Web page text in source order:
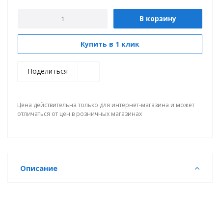
В корзину
Купить в 1 клик
Поделиться
Цена действительна только для интернет-магазина и может
отличаться от цен в розничных магазинах
Описание